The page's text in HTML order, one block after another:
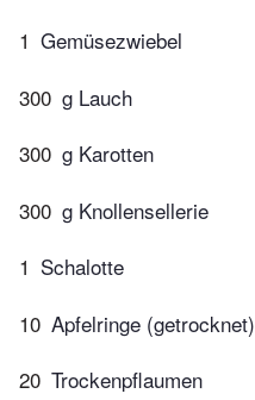
1 Gemüsezwiebel
300 g Lauch
300 g Karotten
300 g Knollensellerie
1 Schalotte
10 Apfelringe (getrocknet)
20 Trockenpflaumen